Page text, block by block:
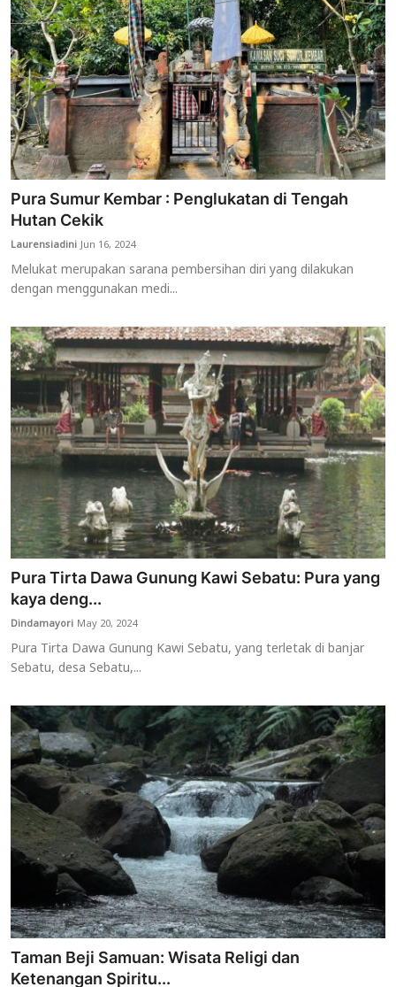
Pura Sumur Kembar : Penglukatan di Tengah
Hutan Cekik
LaurensiadiniJun 16, 2024
Melukat merupakan sarana pembersihan diri yang dilakukan
dengan menggunakan medi...
Pura Tirta Dawa Gunung Kawi Sebatu: Pura yang
kaya deng...
Dindamayori May 20, 2024
Pura Tirta Dawa Gunung Kawi Sebatu, yang terletak di banjar
Sebatu, desa Sebatu,...
Taman Beji Samuan: Wisata Religi dan
Ketenangan Spiritu...